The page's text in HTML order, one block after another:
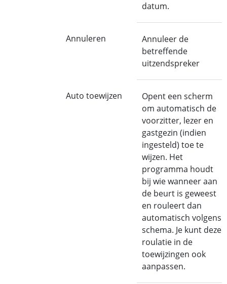
datum.
Annuleren
Annuleer de
betreffende
uitzendspreker
Auto toewijzen
Opent een scherm
om automatisch de
voorzitter, lezer en
gastgezin (indien
ingesteld) toe te
wijzen. Het
programma houdt
bij wie wanneer aan
de beurt is geweest
en rouleert dan
automatisch volgens
schema. Je kunt deze
roulatie in de
toewijzingen ook
aanpassen.